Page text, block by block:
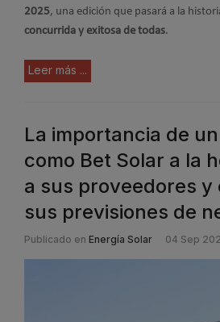
2025, una edición que pasará a la
concurrida y exitosa de todas.
Leer más ...
La importancia de
como Bet Solar a la
a sus proveedores y
sus previsiones de
Publicado en Energía Solar 04 Sep